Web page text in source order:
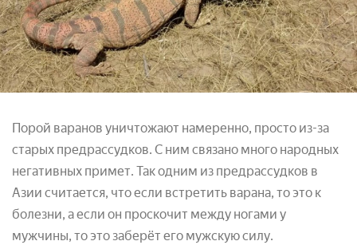
Порой варанов уничтожают намеренно, просто из-за
старых предрассудков. С ним связано много народных
негативных примет. Так одним из предрассудков в
Азии считается, что если встретить варана, то это к
болезни, а если он проскочит между ногами у
мужчины, то это заберёт его мужскую силу.